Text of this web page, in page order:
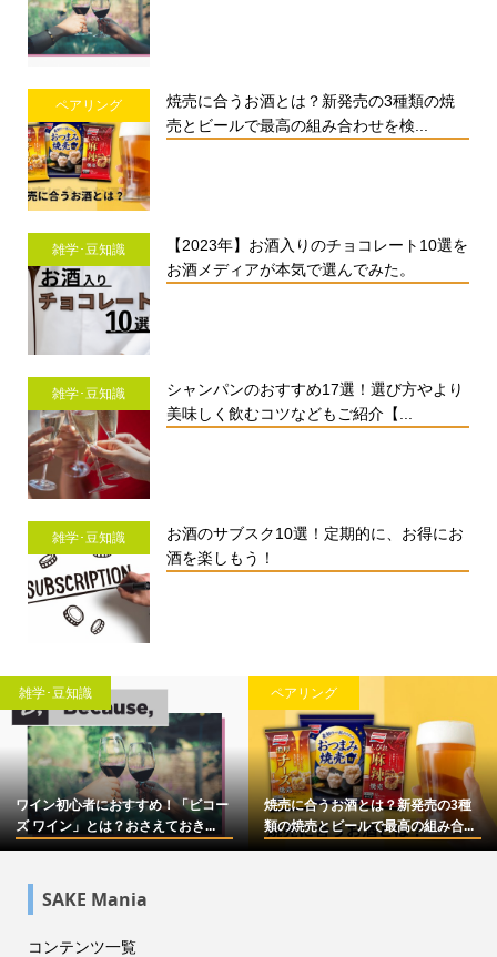
ペアリング
焼売に合うお酒とは？新発売の3種類の焼
売とビールで最高の組み合わせを検...
雑学･豆知識
【2023年】お酒入りのチョコレート10選を
お酒メディアが本気で選んでみた。
雑学･豆知識
シャンパンのおすすめ17選！選び方やより
美味しく飲むコツなどもご紹介【...
雑学･豆知識
お酒のサブスク10選！定期的に、お得にお
酒を楽しもう！
雑学･豆知識
ワイン初心者におすすめ！「ビコー
ズ ワイン」とは？おさえておき...
ペアリング
焼売に合うお酒とは？新発売の3種
類の焼売とビールで最高の組み合...
SAKE Mania
コンテンツ一覧